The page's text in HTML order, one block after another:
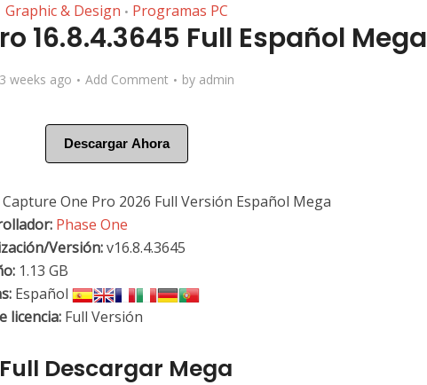
Graphic & Design • Programas PC
16.8.4.3645 Full Español Mega
3 weeks ago Add Comment by admin
Descargar Ahora
Capture One Pro 2026 Full Versión Español Mega
Phase One
Versión:v16.8.4.3645
1.13 GB
Español
licencia: Full Versión
Descargar Mega